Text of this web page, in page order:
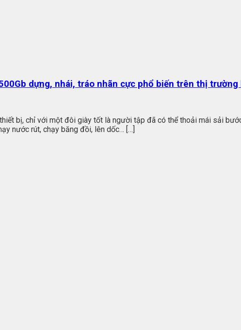
dựng, nhái, tráo nhãn cực phổ biến trên thị trường
bị, chỉ với một đôi giày tốt là người tập đã có thể thoải mái sải
nước rút, chạy băng đồi, lên dốc… […]